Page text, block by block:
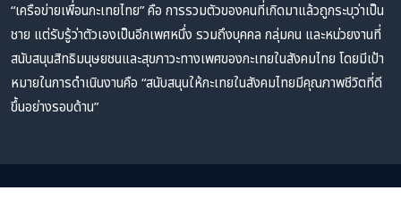
“เครือข่ายเพื่อนกะเทยไทย” คือ การรวมตัวของคนที่เกิดมาแล้วถูกระบุว่าเป็น
ชาย แต่รับรู้ว่าตัวเองเป็นอีกเพศหนึ่ง รวมถึงบุคคล กลุ่มคน และหน่วยงานที่
สนับสนุนสิทธิมนุษยชนและสุขภาวะทางเพศของกะเทยในสังคมไทย โดยมีเป้า
หมายในการดำเนินงานคือ “สนับสนุนให้กะเทยในสังคมไทยมีคุณภาพชีวิตที่ดี
ขึ้นอย่างรอบด้าน”